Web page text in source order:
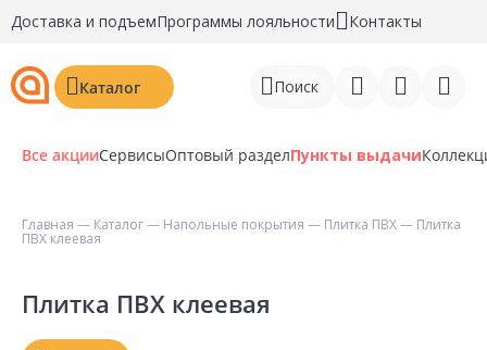
Доставка и подъемПрограммы лояльности Контакты
Каталог Поиск
Регистрация
Все акцииСервисыОптовый разделПункты выдачи
Главная — Каталог— Напольные покрытия — Плитка ПВХ— Плитка
ПВХ клеевая
Плитка ПВХ клеевая
Наличие на складах
Статус